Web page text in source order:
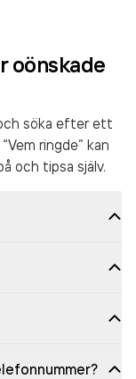
oönskade
söka efter ett
ringde” kan
och tipsa själv.